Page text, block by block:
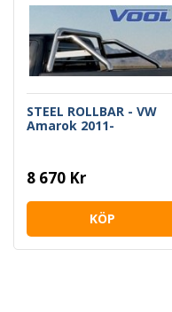
STEEL ROLLBAR - VW
Amarok 2011-
8 670 Kr
KÖP